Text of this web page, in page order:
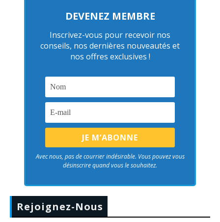
DEVENEZ MEMBRE
Inscrivez-vous pour recevoir nos
conseils, nos dernières nouveautés et
nos offres exclusives !
Avec nous, pas de courrier indésirable. Vous pouvez vous
désinscrire quand vous le souhaitez.
Rejoignez-Nous